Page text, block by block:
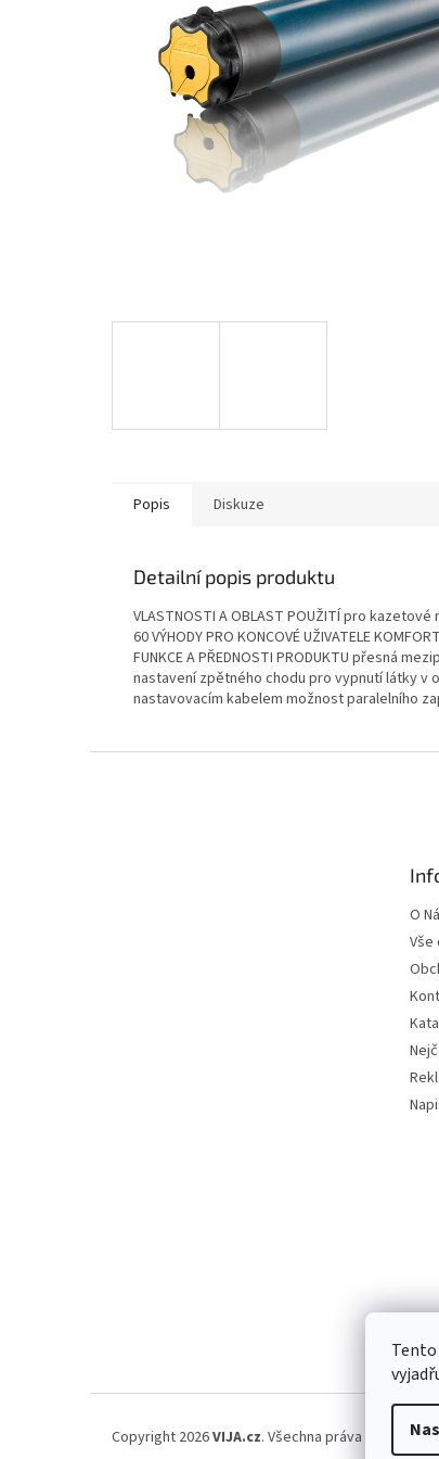
Popis Diskuze
Detailní popis produktu
VLASTNOSTI A OBLAST POUŽITÍ pro
60 VÝHODY PRO KONCOVÉ UŽIVATELE
FUNKCE A PŘEDNOSTI PRODUKTU přesná
nastavení zpětného chodu pro vypnutí látky v
nastavovacím kabelem možnost paralelního
O
Vše
Copyright 2026VIJA.cz. Všechna práva vyhrazena.